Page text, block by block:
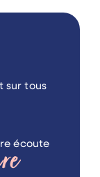
sur tous
écoute